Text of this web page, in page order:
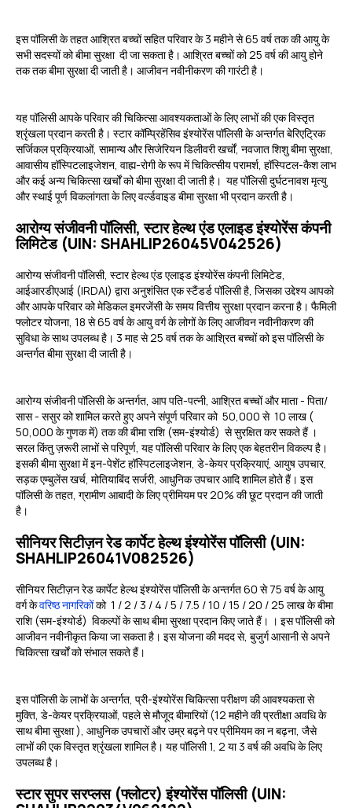
इस पॉलिसी के तहत आश्रित बच्चों सहित परिवार के 3 महीने से 65 वर्ष तक की आयु के
सभी सदस्यों को बीमा सुरक्षा दी जा सकता है। आश्रित बच्चों को 25 वर्ष की आयु होने
तक तक बीमा सुरक्षा दी जाती है। आजीवन नवीनीकरण की गारंटी है।
यह पॉलिसी आपके परिवार की चिकित्सा आवश्यकताओं के लिए लाभों की एक विस्तृत
श्रृंखला प्रदान करती है। स्टार कॉम्प्रिहेंसिव इंश्योरेंस पॉलिसी के अन्तर्गत बेरिएट्रिक
सर्जिकल प्रक्रियाओं, सामान्य और सिजेरियन डिलीवरी खर्चों, नवजात शिशु बीमा सुरक्षा,
आवासीय हॉस्पिटलाइजेशन, वाह्य-रोगी के रूप में चिकित्सीय परामर्श, हॉस्पिटल-कैश लाभ
और कई अन्य चिकित्सा खर्चों को बीमा सुरक्षा दी जाती है। यह पॉलिसी दुर्घटनावश मृत्यु
और स्थाई पूर्ण विकलांगता के लिए वर्ल्डवाइड बीमा सुरक्षा भी प्रदान करती है।
आरोग्य संजीवनी पॉलिसी, स्टार हेल्थ एंड एलाइड इंश्योरेंस कंपनी
लिमिटेड (UIN: SHAHLIP26045V042526)
आरोग्य संजीवनी पॉलिसी, स्टार हेल्थ एंड एलाइड इंश्योरेंस कंपनी लिमिटेड,
आईआरडीएआई (IRDAI) द्वारा अनुशंसित एक स्टैंडर्ड पॉलिसी है, जिसका उद्देश्य आपको
और आपके परिवार को मेडिकल इमरजेंसी के समय वित्तीय सुरक्षा प्रदान करना है। फैमिली
फ्लोटर योजना, 18 से 65 वर्ष के आयु वर्ग के लोगों के लिए आजीवन नवीनीकरण की
सुविधा के साथ उपलब्ध है। 3 माह से 25 वर्ष तक के आश्रित बच्चों को इस पॉलिसी के
अन्तर्गत बीमा सुरक्षा दी जाती है।
आरोग्य संजीवनी पॉलिसी के अन्तर्गत, आप पति-पत्नी, आश्रित बच्चों और माता - पिता/
सास - ससुर को शामिल करते हुए अपने संपूर्ण परिवार को ₹ 50,000 से ₹ 10 लाख (₹
50,000 के गुणक में) तक की बीमा राशि (सम-इंश्योर्ड) से सुरक्षित कर सकते हैं ।
सरल किंतु ज़रूरी लाभों से परिपूर्ण, यह पॉलिसी परिवार के लिए एक बेहतरीन विकल्प है।
इसकी बीमा सुरक्षा में इन-पेशेंट हॉस्पिटलाइजेशन, डे-केयर प्रक्रियाएं, आयुष उपचार,
सड़क एम्बुलेंस खर्च, मोतियाबिंद सर्जरी, आधुनिक उपचार आदि शामिल होते हैं। इस
पॉलिसी के तहत, ग्रामीण आबादी के लिए प्रीमियम पर 20% की छूट प्रदान की जाती
है।
सीनियर सिटीज़न रेड कार्पेट हेल्थ इंश्योरेंस पॉलिसी (UIN:
SHAHLIP26041V082526)
सीनियर सिटीज़न रेड कार्पेट हेल्थ इंश्योरेंस पॉलिसी के अन्तर्गत 60 से 75 वर्ष के आयु
वर्ग केवरिष्ठ नागरिकोंको ₹ 1 / 2 / 3 / 4 / 5 / 7.5 / 10 / 15 / 20 / 25 लाख के बीमा
राशि (सम-इंश्योर्ड) विकल्पों के साथ बीमा सुरक्षा प्रदान किए जाते हैं। । इस पॉलिसी को
आजीवन नवीनीकृत किया जा सकता है। इस योजना की मदद से, बुजुर्ग आसानी से अपने
चिकित्सा खर्चों को संभाल सकते हैं।
इस पॉलिसी के लाभों के अन्तर्गत, प्री-इंश्योरेंस चिकित्सा परीक्षण की आवश्यकता से
मुक्ति, डे-केयर प्रक्रियाओं, पहले से मौजूद बीमारियों (12 महीने की प्रतीक्षा अवधि के
साथ बीमा सुरक्षा ), आधुनिक उपचारों और उम्र बढ़ने पर प्रीमियम का न बढ़ना, जैसे
लाभों की एक विस्तृत श्रृंखला शामिल है। यह पॉलिसी 1, 2 या 3 वर्ष की अवधि के लिए
उपलब्ध है।
स्टार सुपर सरप्लस (फ्लोटर) इंश्योरेंस पॉलिसी (UIN: